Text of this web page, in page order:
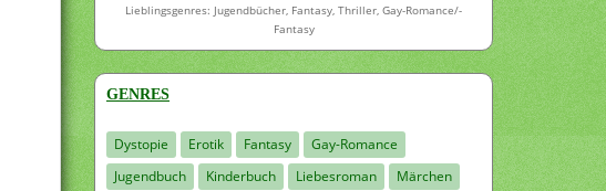
Lieblingsgenres: Jugendbücher, Fantasy, Thriller, Gay-Romance/-
Fantasy
GENRES
Dystopie Erotik Fantasy
Gay-Romance
Jugendbuch
Kinderbuch Liebesroman
Märchen